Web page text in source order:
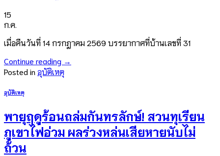
15
ก.ค.
เมื่อคืนวันที่ 14 กรกฎาคม 2569 บรรยากาศที่บ้านเลขที่ 31
Continue reading →
Posted inอุบัติเหตุ
อุบัติเหตุ
พายุฤดูร้อนถล่มกันทรลักษ์! สวนทุเรียน
ภูเขาไฟอ่วม ผลร่วงหล่นเสียหายนับไม่
ถ้วน